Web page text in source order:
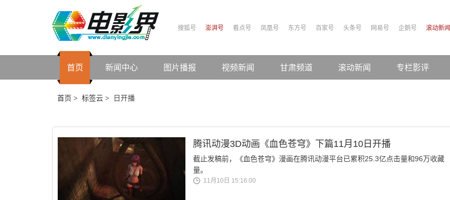
搜狐号 澎湃号 看点号 凤凰号 东方号 百家号 头条号 网易号 企鹅号 滚动新闻
首页 新闻中心 图片播报 视频新闻 甘肃频道 滚动新闻 专栏影评
首页 > 标签云 > 日开播
腾讯动漫3D动画《血色苍穹》下篇11月10日开播
截止发稿前，《血色苍穹》漫画在腾讯动漫平台已累积25.3亿点击量和96万收藏
量。
11月10日 15:16:00